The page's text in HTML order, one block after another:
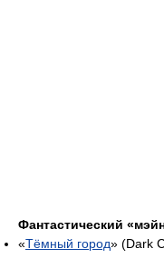
Фантастический
«Тёмный город» (Dark